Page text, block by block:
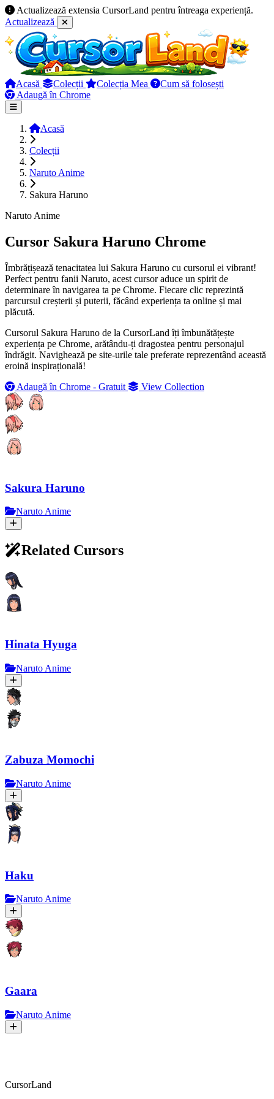
Actualizează extensia CursorLand pentru întreaga experiență.
Actualizează
Acasă Colecții Colecția Mea
Cum să folosești
Adaugă în Chrome
Acasă
Colecții
Naruto Anime
Sakura Haruno
Naruto Anime
Cursor Sakura Haruno Chrome
Îmbrățișează tenacitatea lui Sakura Haruno cu cursorul ei vibrant!
Perfect pentru fanii Naruto, acest cursor aduce un spirit de
determinare în navigarea ta pe Chrome. Fiecare clic reprezintă
parcursul creșterii și puterii, făcând experiența ta online și mai
plăcută.
Cursorul Sakura Haruno de la CursorLand îți îmbunătățește
experiența pe Chrome, arătându-ți dragostea pentru personajul
îndrăgit. Navighează pe site-urile tale preferate reprezentând această
eroină inspirațională!
Adaugă în Chrome - Gratuit
View Collection
Sakura Haruno
Naruto Anime
Related Cursors
Hinata Hyuga
Naruto Anime
Zabuza Momochi
Naruto Anime
Haku
Naruto Anime
Gaara
Naruto Anime
CursorLand